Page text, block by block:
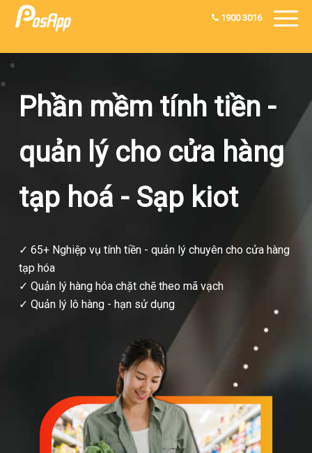
1900 3016
Phần mềm tính tiền -
quản lý cho cửa hàng
tạp hoá - Sạp kiot
✓ 65+ Nghiệp vụ tính tiền - quản lý chuyên cho cửa hàng
tạp hóa
✓ Quản lý hàng hóa chặt chẽ theo mã vạch
✓ Quản lý lô hàng - hạn sử dụng